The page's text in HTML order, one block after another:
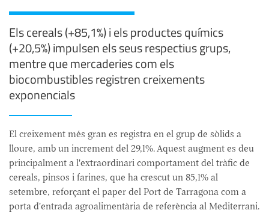
Els cereals (+85,1%) i els productes químics
(+20,5%) impulsen els seus respectius grups,
mentre que mercaderies com els
biocombustibles registren creixements
exponencials
El creixement més gran es registra en el grup de sòlids a
lloure, amb un increment del 29,1%. Aquest augment es deu
principalment a l'extraordinari comportament del tràfic de
cereals, pinsos i farines, que ha crescut un 85,1% al
setembre, reforçant el paper del Port de Tarragona com a
porta d'entrada agroalimentària de referència al Mediterrani.